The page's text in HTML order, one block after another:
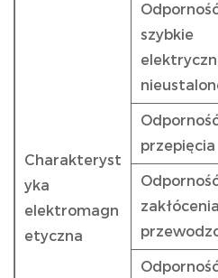
Charakteryst
yka
elektromagn
etyczna
szybkie
przepięcia
zakłócenia